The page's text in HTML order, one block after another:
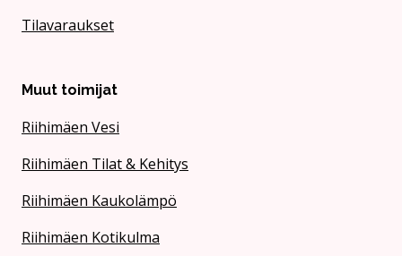
Tilavaraukset
Muut toimijat
Riihimäen Vesi
Riihimäen Tilat & Kehitys
Riihimäen Kaukolämpö
Riihimäen Kotikulma